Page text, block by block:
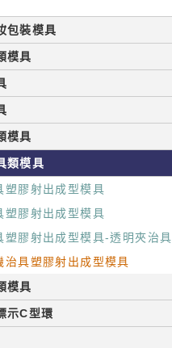
包裝模具
模具
模具
類模具
塑膠射出成型模具
塑膠射出成型模具
塑膠射出成型模具-透明夾治具
具塑膠射出成型模具
模具
示C型環